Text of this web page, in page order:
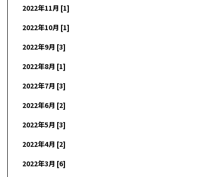
2022年11月 [1]
2022年10月 [1]
2022年9月 [3]
2022年8月 [1]
2022年7月 [3]
2022年6月 [2]
2022年5月 [3]
2022年4月 [2]
2022年3月 [6]